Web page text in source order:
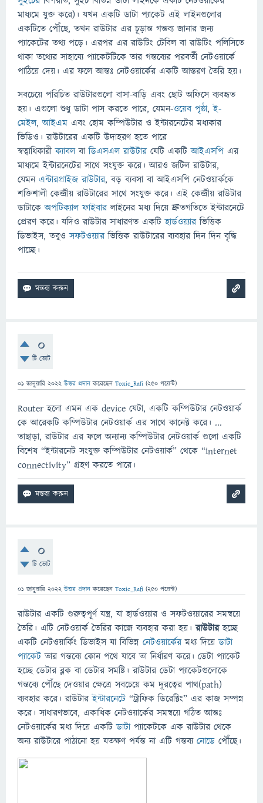
মাধ্যমে যুক্ত করে)। যখন একটি ডাটা প্যাকেট এই লাইনগুলোর
একটিতে পৌঁছে, তখন রাউটার এর চূড়ান্ত গন্তব্য জানার জন্য
প্যাকেটের তথ্য পড়ে। এরপর এর রাউটিং টেবিল বা রাউটিং পলিসিতে
থাকা তথ্যের সাহায্যে প্যাকেটটিকে তার গন্তব্যের পরবর্তী নেটওয়ার্কে
পাঠিয়ে দেয়। এর ফলে আন্তঃ নেটওয়ার্কের একটি আস্তরণ তৈরি হয়।
সবচেয়ে পরিচিত রাউটারগুলো বাসা-বাড়ি এবং ছোট অফিসে ব্যবহৃত
হয়। এগুলো শুধু ডাটা পাস করতে পারে, যেমন-ওয়েব পৃষ্ঠা,ই-
মেইল,আইএম এবং হোম কম্পিউটার ও ইন্টারনেটের মধ্যকার
ভিডিও। রাউটারের একটি উদাহরণ হতে পারে
স্বত্বাধিকারীক্যাবলবাডিএসএল রাউটারযেটি একটিআইএসপি এর
মাধ্যমে ইন্টারনেটের সাথে সংযুক্ত করে। আরও জটিল রাউটার,
যেমন এন্টারপ্রাইজ রাউটার, বড় ব্যবসা বা আইএসপি নেটওয়ার্ককে
শক্তিশালী কেন্দ্রীয় রাউটারের সাথে সংযুক্ত করে। এই কেন্দ্রীয় রাউটার
ডাটাকেঅপটিক্যাল ফাইবারলাইনের মধ্য দিয়ে দ্রুতগতিতে ইন্টারনেটে
প্রেরণ করে। যদিও রাউটার সাধারণত একটিহার্ডওয়্যারভিত্তিক
ডিভাইস, তবুওসফটওয়্যারভিত্তিক রাউটারের ব্যবহার দিন দিন বৃদ্ধি
পাচ্ছে।
0
টি ভোট
01 জানুয়ারি 2022 উত্তর প্রদান করেছেন Toxic_Rafi (250 পয়েন্ট)
Router হলো এমন এক device যেটা, একটি কম্পিউটার নেটওয়ার্ক
কে আরেকটি কম্পিউটার নেটওয়ার্ক এর সাথে কানেক্ট করে। ...
তাছাড়া, রাউটার এর ফলে অন্যান্য কম্পিউটার নেটওয়ার্ক গুলো একটি
বিশেষ “ইন্টারনেট সংযুক্ত কম্পিউটার নেটওয়ার্ক” থেকে “internet
connectivity” গ্রহণ করতে পারে।
0
টি ভোট
01 জানুয়ারি 2022 উত্তর প্রদান করেছেন Toxic_Rafi (250 পয়েন্ট)
রাউটার একটি গুরুত্বপূর্ণ যন্ত্র, যা হার্ডওয়্যার ও সফটওয়্যারের সমন্বয়ে
তৈরি। এটি নেটওয়ার্ক তৈরির কাজে ব্যবহার করা হয়।রাউটারহচ্ছে
একটি নেটওয়ার্কিং ডিভাইস যা বিভিন্ন নেটওয়ার্কেরমধ্য দিয়েডাটা
প্যাকেট তার গন্তব্যে কোন পথে যাবে তা নির্ধারণ করে। ডেটা প্যাকেট
হচ্ছে ডেটার ব্লক বা ডেটার সমষ্টি। রাউটার ডেটা প্যাকেটগুলোকে
গন্তব্যে পৌঁছে দেওয়ার ক্ষেত্রে সবচেয়ে কম দূরত্বের পাথ(path)
ব্যবহার করে। রাউটারইন্টারনেটে “ট্রাফিক ডিরেক্টিং” এর কাজ সম্পন্ন
করে। সাধারণভাবে, একাধিক নেটওয়ার্কের সমন্বয়ে গঠিত আন্তঃ
নেটওয়ার্কের মধ্য দিয়ে একটিডাটাপ্যাকেটকে এক রাউটার থেকে
অন্য রাউটারে পাঠানো হয় যতক্ষণ পর্যন্ত না এটি গন্তব্য নোডে পৌঁছে।